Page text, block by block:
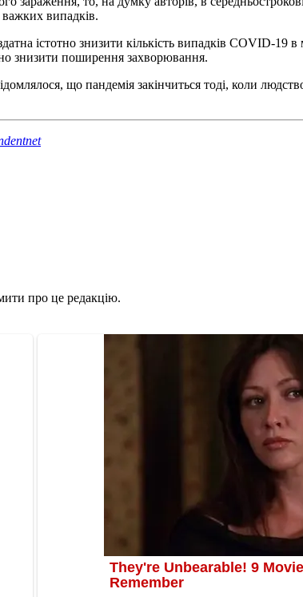
важких випадків.
істотно знизити кількість випадків COVID-19
знизити поширення захворювання.
що пандемія закінчиться тоді, коли
про це редакцію.